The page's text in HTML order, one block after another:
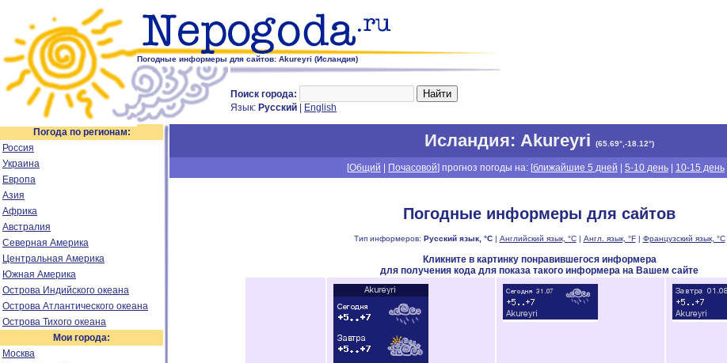
Погодные информеры для сайтов: Akureyri (Исландия)
Поиск города:
Язык: Русский English
Погода по регионам:
Россия
Украина
Европа
Азия
Африка
Австралия
Северная Америка
Центральная Америка
Южная Америка
Острова Индийского океана
Острова Атлантического океана
Острова Тихого океана
Мои города:
Москва
Исландия: Akureyri (65.69°,-18.12°)
[Общий Почасовой] прогноз погоды на: [ближайшие 5 дней 5-10 день| 10-15 день|
Погодные информеры для сайтов
Тип информеров: Русский язык, °C| Английский язык, °C| Англ. язык, °F| Французский язык, °C
Кликните в картинку понравившегося информера
для получения кода для показа такого информера на Вашем сайте